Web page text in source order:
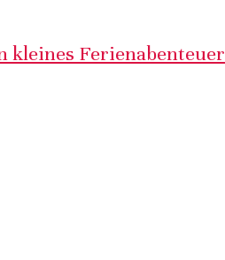
kleines Ferienabenteuer